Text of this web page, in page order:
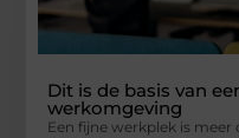
Dit is de basis van
werkomgeving
Een fijne werkplek is meer